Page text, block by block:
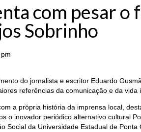
com pesar
Sobrinho
do jornalista e escritor Eduardo
referências da comunicação e da vida
a própria história da imprensa local,
o inovador periódico alternativo cultural
Social da Universidade Estadual de